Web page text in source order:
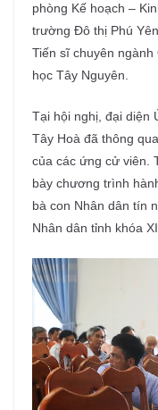
phòng Kế hoạch –
trường Đô thị Phú
Tiến sĩ chuyên
học Tây Nguyên.
Tại hội nghị, đại diện
Tây Hoà đã thông
của các ứng cử viên.
bày chương trình
bà con Nhân dân tín
Nhân dân tỉnh khóa